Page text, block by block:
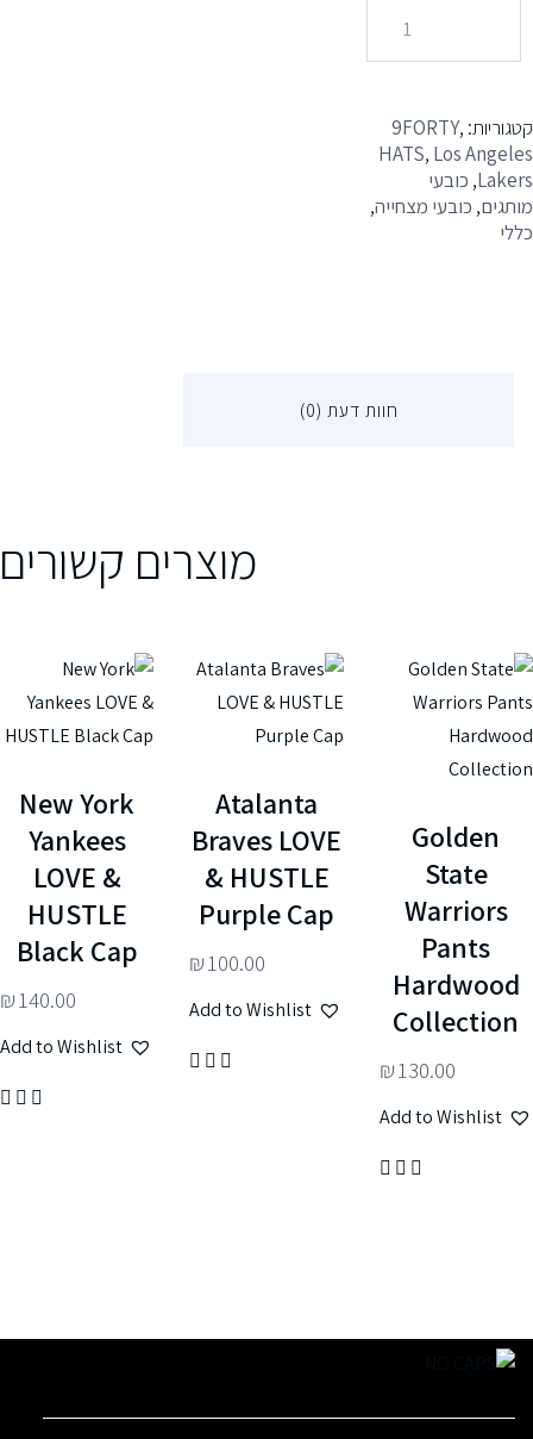
קטגוריות: 9FORTY,
HATS, Los Angeles
Lakers
, כובעי
מותגים, כובעי מצחייה,
כללי
חוות דעת (0)
מוצרים קשורים
Golden
State
Warriors
Pants
Hardwood
Collection
₪130.00
Add to Wishlist
Atalanta
Braves LOVE
& HUSTLE
Purple Cap
₪100.00
Add to Wishlist
New York
Yankees
LOVE &
HUSTLE
Black Cap
₪140.00
Add to Wishlist